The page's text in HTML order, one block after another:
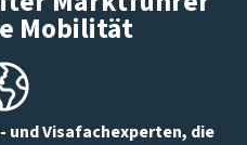
Mobilität
und Visafachexperten, die